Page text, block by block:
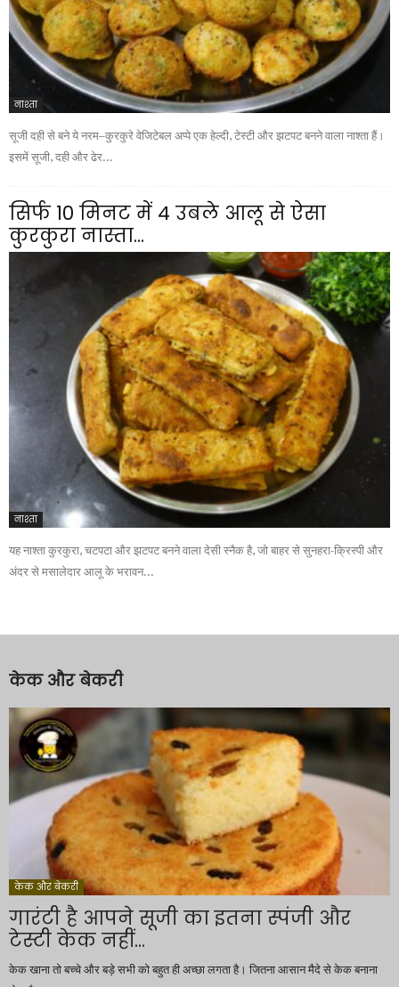
नाश्ता
सूजी दही से बने ये नरम–कुरकुरे वेजिटेबल अप्पे एक हेल्दी, टेस्टी और झटपट बनने वाला नाश्ता हैं।
इसमें सूजी, दही और ढेर...
सिर्फ 10 मिनट में 4 उबले आलू से ऐसा
कुरकुरा नास्ता...
नाश्ता
यह नाश्ता कुरकुरा, चटपटा और झटपट बनने वाला देसी स्नैक है, जो बाहर से सुनहरा-क्रिस्पी और
अंदर से मसालेदार आलू के भरावन...
केक और बेकरी
केक और बेकरी
गारंटी है आपने सूजी का इतना स्पंजी और
टेस्टी केक नहीं...
केक खाना तो बच्चे और बड़े सभी को बहुत ही अच्छा लगता है। जितना आसान मैदे से केक बनाना